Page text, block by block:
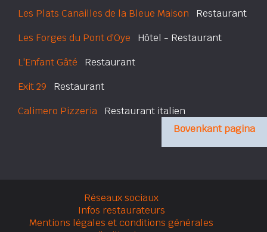
Les Plats Canailles de la Bleue Maison Restaurant
Les Forges du Pont d'Oye Hôtel - Restaurant
L'Enfant Gâté Restaurant
Exit 29 Restaurant
Calimero Pizzeria Restaurant italien
Bovenkant pagina
Réseaux sociaux
Infos restaurateurs
Mentions légales et conditions générales